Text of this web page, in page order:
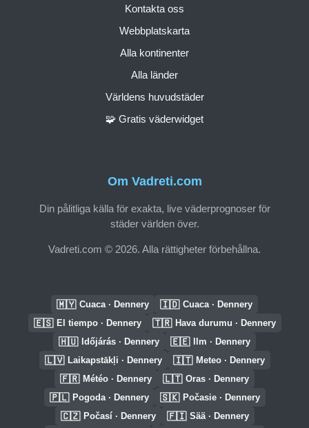
Om Vadreti.com
Din pålitliga källa för exakta, live väderprognoser för
städer världen över.
Vadreti.com © 2026. Alla rättigheter förbehållna.
Kontakta oss
Webbplatskarta
Alla kontinenter
Alla länder
Världens huvudstäder
🧩 Gratis väderwidget
🇲🇾 Cuaca · Dennery 🇮🇩 Cuaca · Dennery
🇪🇸 El tiempo · Dennery 🇹🇷 Hava durumu · Dennery
🇭🇺 Időjárás · Dennery 🇪🇪 Ilm · Dennery
🇱🇻 Laikapstākļi · Dennery 🇮🇹 Meteo · Dennery
🇫🇷 Météo · Dennery 🇱🇹 Oras · Dennery
🇵🇱 Pogoda · Dennery 🇸🇰 Počasie · Dennery
🇨🇿 Počasí · Dennery 🇫🇮 Sää · Dennery